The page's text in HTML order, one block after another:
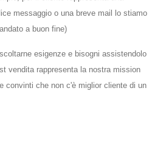
messaggio o una breve mail lo stiamo
a buon fine)
esigenze e bisogni assistendolo
vendita rappresenta la nostra mission
convinti che non c'è miglior cliente di un